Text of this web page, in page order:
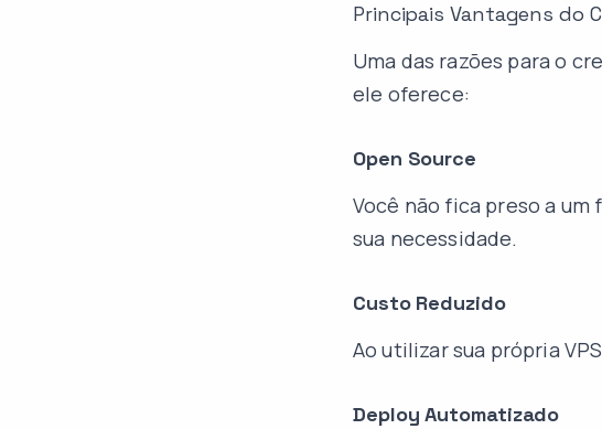
Principais Vantagens do
Uma das razões para o
ele oferece:
Open Source
Você não fica preso a
sua necessidade.
Custo Reduzido
Ao utilizar sua própria
Deploy Automatizado